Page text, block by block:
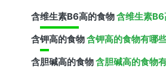
含维生素B6高的食物含维生素
含钾高的食物含钾高的食物有哪
含胆碱高的食物含胆碱高的食物